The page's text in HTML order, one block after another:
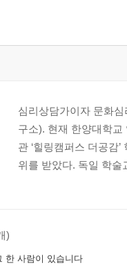
심리상담가이자 문화
구소). 현재 한양대학
관 ‘힐링캠퍼스 더공감
위를 받았다. 독일 학
)
한 사람이 있습니다